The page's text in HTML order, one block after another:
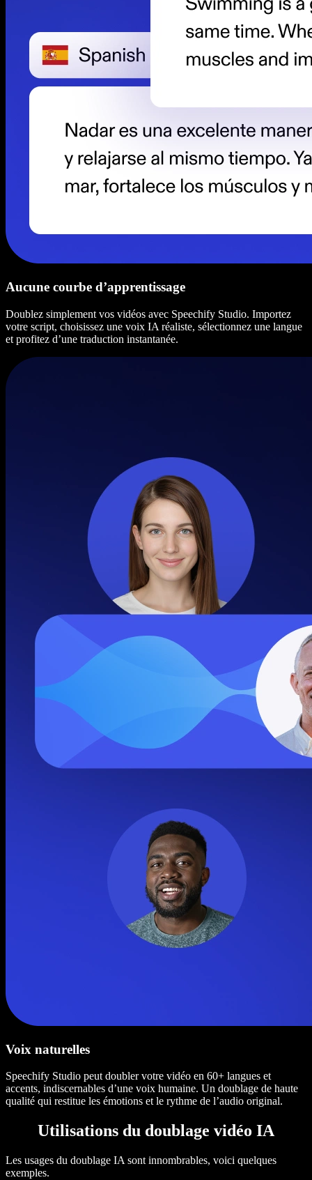
Aucune courbe d’apprentissage
Doublez simplement vos vidéos avec Speechify Studio. Importez
votre script, choisissez une voix IA réaliste, sélectionnez une langue
et profitez d’une traduction instantanée.
Voix naturelles
Speechify Studio peut doubler votre vidéo en 60+ langues et
accents, indiscernables d’une voix humaine. Un doublage de haute
qualité qui restitue les émotions et le rythme de l’audio original.
Utilisations du doublage vidéo IA
Les usages du doublage IA sont innombrables, voici quelques
exemples.